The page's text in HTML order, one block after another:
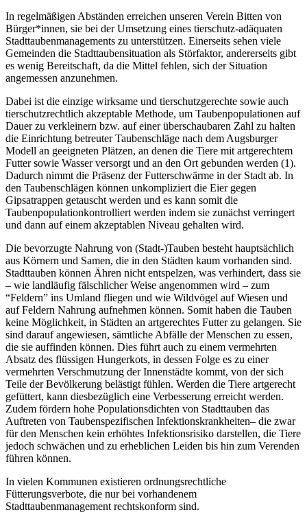
In regelmäßigen Abständen erreichen unseren Verein Bitten von
Bürger*innen, sie bei der Umsetzung eines tierschutz-adäquaten
Stadttaubenmanagements zu unterstützen. Einerseits sehen viele
Gemeinden die Stadttaubensituation als Störfaktor, andererseits gibt
es wenig Bereitschaft, da die Mittel fehlen, sich der Situation
angemessen anzunehmen.
Dabei ist die einzige wirksame und tierschutzgerechte sowie auch
tierschutzrechtlich akzeptable Methode, um Taubenpopulationen auf
Dauer zu verkleinern bzw. auf einer überschaubaren Zahl zu halten
die Einrichtung betreuter Taubenschläge nach dem Augsburger
Modell an geeigneten Plätzen, an denen die Tiere mit artgerechtem
Futter sowie Wasser versorgt und an den Ort gebunden werden (1).
Dadurch nimmt die Präsenz der Futterschwärme in der Stadt ab. In
den Taubenschlägen können unkompliziert die Eier gegen
Gipsatrappen getauscht werden und es kann somit die
Taubenpopulationkontrolliert werden indem sie zunächst verringert
und dann auf einem akzeptablen Niveau gehalten wird.
Die bevorzugte Nahrung von (Stadt-)Tauben besteht hauptsächlich
aus Körnern und Samen, die in den Städten kaum vorhanden sind.
Stadttauben können Ähren nicht entspelzen, was verhindert, dass sie
– wie landläufig fälschlicher Weise angenommen wird – zum
“Feldern” ins Umland fliegen und wie Wildvögel auf Wiesen und
auf Feldern Nahrung aufnehmen können. Somit haben die Tauben
keine Möglichkeit, in Städten an artgerechtes Futter zu gelangen. Sie
sind darauf angewiesen, sämtliche Abfälle der Menschen zu essen,
die sie auffinden können. Dies führt auch zu einem vermehrten
Absatz des flüssigen Hungerkots, in dessen Folge es zu einer
vermehrten Verschmutzung der Innenstädte kommt, von der sich
Teile der Bevölkerung belästigt fühlen. Werden die Tiere artgerecht
gefüttert, kann diesbezüglich eine Verbesserung erreicht werden.
Zudem fördern hohe Populationsdichten von Stadttauben das
Auftreten von Taubenspezifischen Infektionskrankheiten– die zwar
für den Menschen kein erhöhtes Infektionsrisiko darstellen, die Tiere
jedoch schwächen und zu erheblichen Leiden bis hin zum Verenden
führen können.
In vielen Kommunen existieren ordnungsrechtliche
Fütterungsverbote, die nur bei vorhandenem
Stadttaubenmanagement rechtskonform sind.